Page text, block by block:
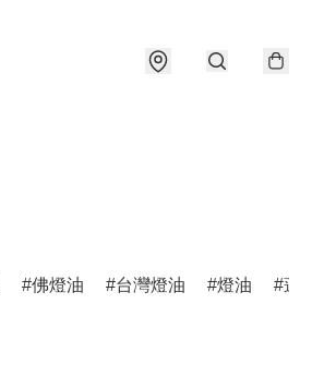
佛燈油 台灣燈油 燈油 蓮花